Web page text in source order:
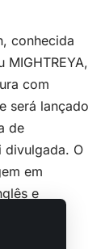
conhecida
MIGHTREYA,
com
será lançado
de
divulgada. O
em
e